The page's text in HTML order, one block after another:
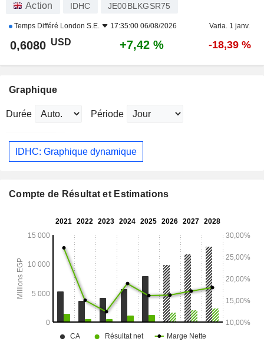
Action IDHC JE00BLKGSR75
Temps Différé London S.E. 17:35:00 06/08/2026 Varia. 1 janv.
0,6080 USD +7,42 % -18,39 %
Graphique
Durée Période
IDHC: Graphique dynamique
Compte de Résultat et Estimations